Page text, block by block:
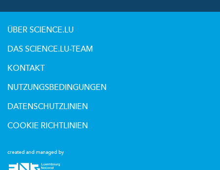
created and managed by
ÜBER SCIENCE.LU
DAS SCIENCE.LU-TEAM
KONTAKT
NUTZUNGSBEDINGUNGEN
DATENSCHUTZLINIEN
COOKIE RICHTLINIEN